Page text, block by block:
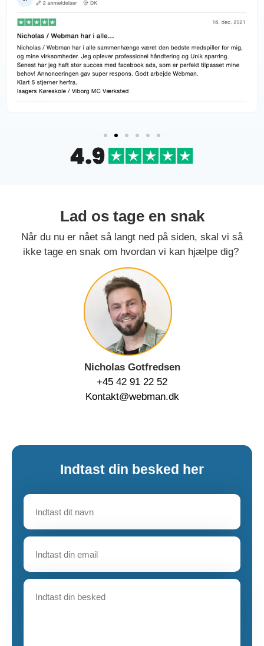
Lad os tage en snak
Når du nu er nået så langt ned på siden, skal vi så
ikke tage en snak om hvordan vi kan hjælpe dig?
Nicholas Gotfredsen
+45 42 91 22 52
Kontakt@webman.dk
Indtast din besked her